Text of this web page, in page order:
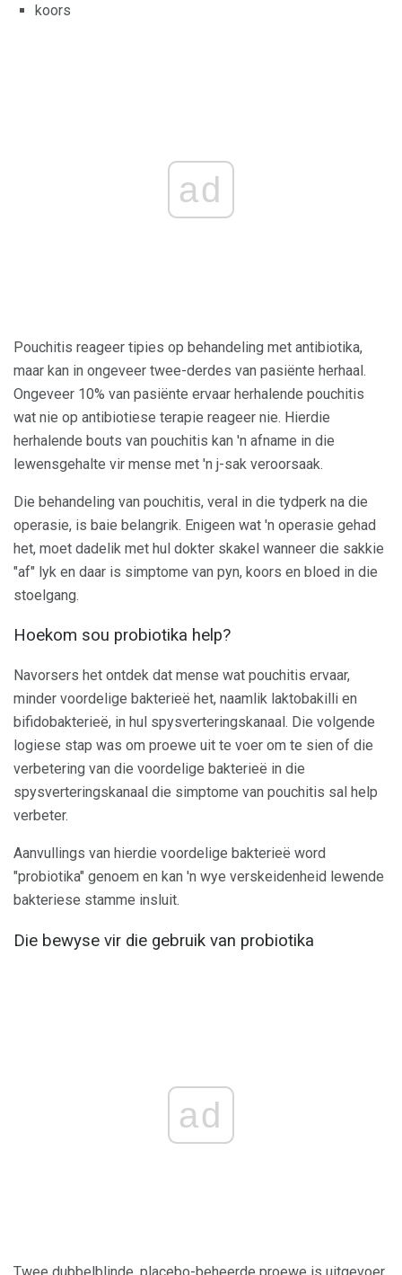
koors
ad
Pouchitis reageer tipies op behandeling met antibiotika,
maar kan in ongeveer twee-derdes van pasiënte herhaal.
Ongeveer 10% van pasiënte ervaar herhalende pouchitis
wat nie op antibiotiese terapie reageer nie. Hierdie
herhalende bouts van pouchitis kan 'n afname in die
lewensgehalte vir mense met 'n j-sak veroorsaak.
Die behandeling van pouchitis, veral in die tydperk na die
operasie, is baie belangrik. Enigeen wat 'n operasie gehad
het, moet dadelik met hul dokter skakel wanneer die sakkie
"af" lyk en daar is simptome van pyn, koors en bloed in die
stoelgang.
Hoekom sou probiotika help?
Navorsers het ontdek dat mense wat pouchitis ervaar,
minder voordelige bakterieë het, naamlik laktobakilli en
bifidobakterieë, in hul spysverteringskanaal. Die volgende
logiese stap was om proewe uit te voer om te sien of die
verbetering van die voordelige bakterieë in die
spysverteringskanaal die simptome van pouchitis sal help
verbeter.
Aanvullings van hierdie voordelige bakterieë word
"probiotika" genoem en kan 'n wye verskeidenheid lewende
bakteriese stamme insluit.
Die bewyse vir die gebruik van probiotika
ad